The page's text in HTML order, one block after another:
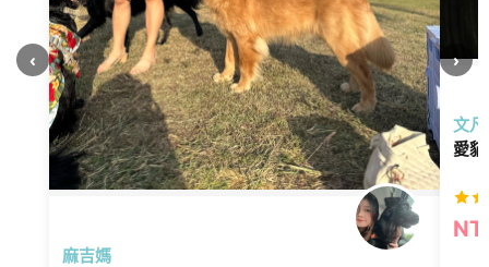
麻吉媽
文凡
愛
‹ ›